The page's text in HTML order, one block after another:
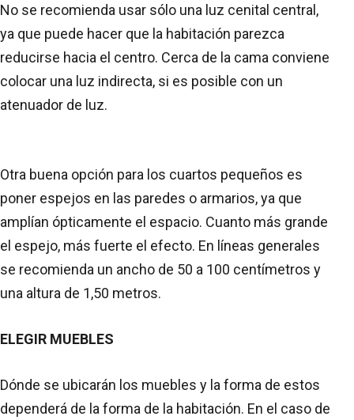
No se recomienda usar sólo una luz cenital central,
ya que puede hacer que la habitación parezca
reducirse hacia el centro. Cerca de la cama conviene
colocar una luz indirecta, si es posible con un
atenuador de luz.
Otra buena opción para los cuartos pequeños es
poner espejos en las paredes o armarios, ya que
amplían ópticamente el espacio. Cuanto más grande
el espejo, más fuerte el efecto. En líneas generales
se recomienda un ancho de 50 a 100 centímetros y
una altura de 1,50 metros.
ELEGIR MUEBLES
Dónde se ubicarán los muebles y la forma de estos
dependerá de la forma de la habitación. En el caso de